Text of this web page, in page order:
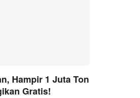
Hampir 1 Juta Ton
Gratis!